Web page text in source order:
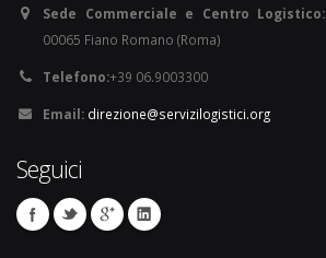
Sede Commerciale e Centro Logistico:
00065 Fiano Romano (Roma)
Telefono:+39 06.9003300
Email: direzione@servizilogistici.org
Seguici